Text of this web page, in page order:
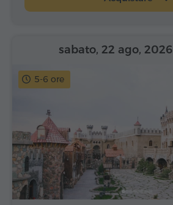
5-6 ore
sabato, 22 ago, 2026